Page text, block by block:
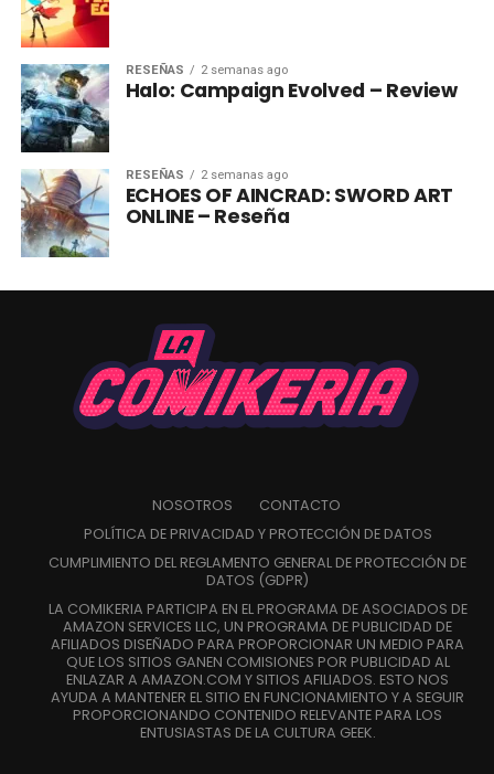
RESEÑAS 2 semanas ago
Halo: Campaign Evolved – Review
RESEÑAS 2 semanas ago
ECHOES OF AINCRAD: SWORD ART
ONLINE – Reseña
NOSOTROS
CONTACTO
POLÍTICA DE PRIVACIDAD Y PROTECCIÓN DE DATOS
CUMPLIMIENTO DEL REGLAMENTO GENERAL DE PROTECCIÓN DE
DATOS (GDPR)
LA COMIKERIA PARTICIPA EN EL PROGRAMA DE ASOCIADOS DE
AMAZON SERVICES LLC, UN PROGRAMA DE PUBLICIDAD DE
AFILIADOS DISEÑADO PARA PROPORCIONAR UN MEDIO PARA
QUE LOS SITIOS GANEN COMISIONES POR PUBLICIDAD AL
ENLAZAR A AMAZON.COM Y SITIOS AFILIADOS. ESTO NOS
AYUDA A MANTENER EL SITIO EN FUNCIONAMIENTO Y A SEGUIR
PROPORCIONANDO CONTENIDO RELEVANTE PARA LOS
ENTUSIASTAS DE LA CULTURA GEEK.